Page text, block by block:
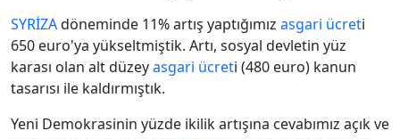
SYRİZAdöneminde 11% artış yaptığımız asgari ücreti
650 euro'ya yükseltmiştik. Artı, sosyal devletin yüz
karası olan alt düzeyasgari ücreti (480 euro) kanun
tasarısı ile kaldırmıştık.
Yeni Demokrasinin yüzde ikilik artışına cevabımız açık ve